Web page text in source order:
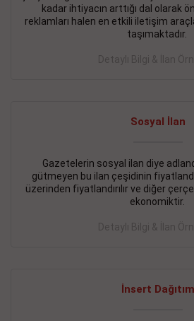
kadar ihtiyacın arttığı dal olarak
reklamları halen en etkili iletişim
taşımaktadır.
Detaylı Bilgi & İlan
Sosyal İlan
Gazetelerin sosyal ilan diye
gütmeyen bu ilan çeşidinin
üzerinden fiyatlandırılır ve diğer
ekonomiktir.
Detaylı Bilgi & İlan
İnsert Dağıtım
KARTALTEPEde kelepir 2+ 1 satılık
İŞYERİ KİRALIK İlanı- 11.09.2018
BEYLİKDÜZÜ Kavaklıda 4 katlı bina